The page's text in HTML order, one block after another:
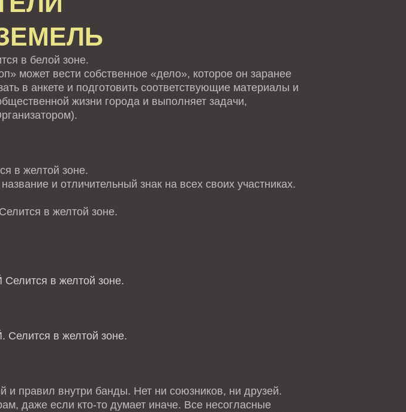
в белой зоне.
может вести собственное «дело», которое он заранее
в анкете и подготовить соответствующие материалы и
жизни города и выполняет задачи,
в желтой зоне.
и отличительный знак на всех своих участниках.
в желтой зоне.
в желтой зоне.
Селится в желтой зоне.
и правил внутри банды. Нет ни союзников, ни друзей.
даже если кто-то думает иначе. Все несогласные